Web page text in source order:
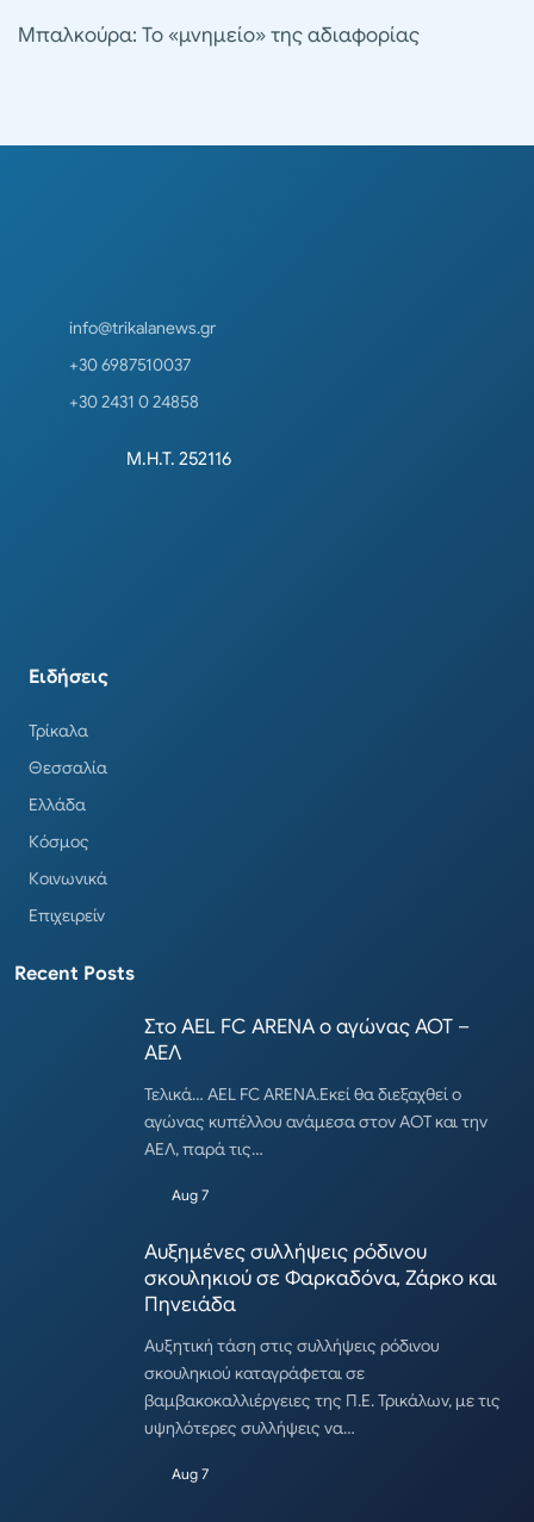
Μπαλκούρα: Το «μνημείο» της αδιαφορίας
info@trikalanews.gr
+30 6987510037
+30 2431 0 24858
Μ.Η.Τ. 252116
Ειδήσεις
Τρίκαλα
Θεσσαλία
Ελλάδα
Κόσμος
Κοινωνικά
Επιχειρείν
Recent Posts
Στο AEL FC ARENA ο αγώνας ΑΟΤ –
ΑΕΛ
Τελικά… AEL FC ARENA.Εκεί θα διεξαχθεί ο
αγώνας κυπέλλου ανάμεσα στον ΑΟΤ και την
ΑΕΛ, παρά τις…
Aug 7
Αυξημένες συλλήψεις ρόδινου
σκουληκιού σε Φαρκαδόνα, Ζάρκο και
Πηνειάδα
Αυξητική τάση στις συλλήψεις ρόδινου
σκουληκιού καταγράφεται σε
βαμβακοκαλλιέργειες της Π.Ε. Τρικάλων, με τις
υψηλότερες συλλήψεις να…
Aug 7